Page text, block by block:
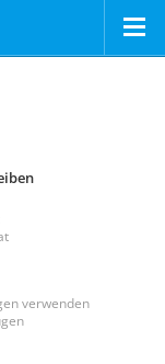
verwenden